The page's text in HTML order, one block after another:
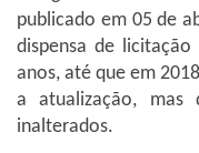
publicado em 05 de
dispensa de
anos, até que em
a atualização, mas
inalterados.